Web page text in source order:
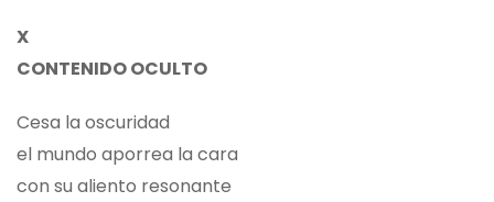
X
CONTENIDO OCULTO
Cesa la oscuridad
el mundo aporrea la cara
con su aliento resonante